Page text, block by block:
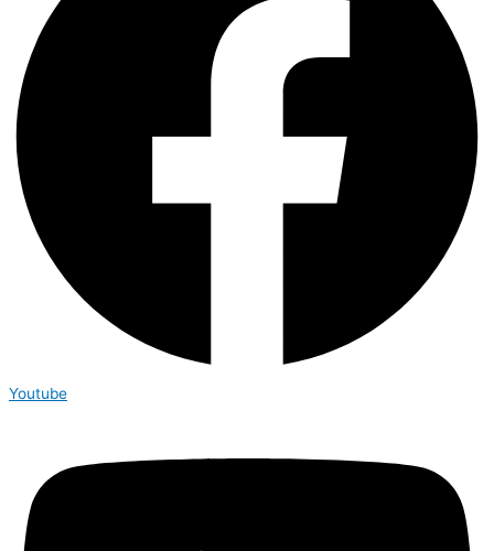
Youtube